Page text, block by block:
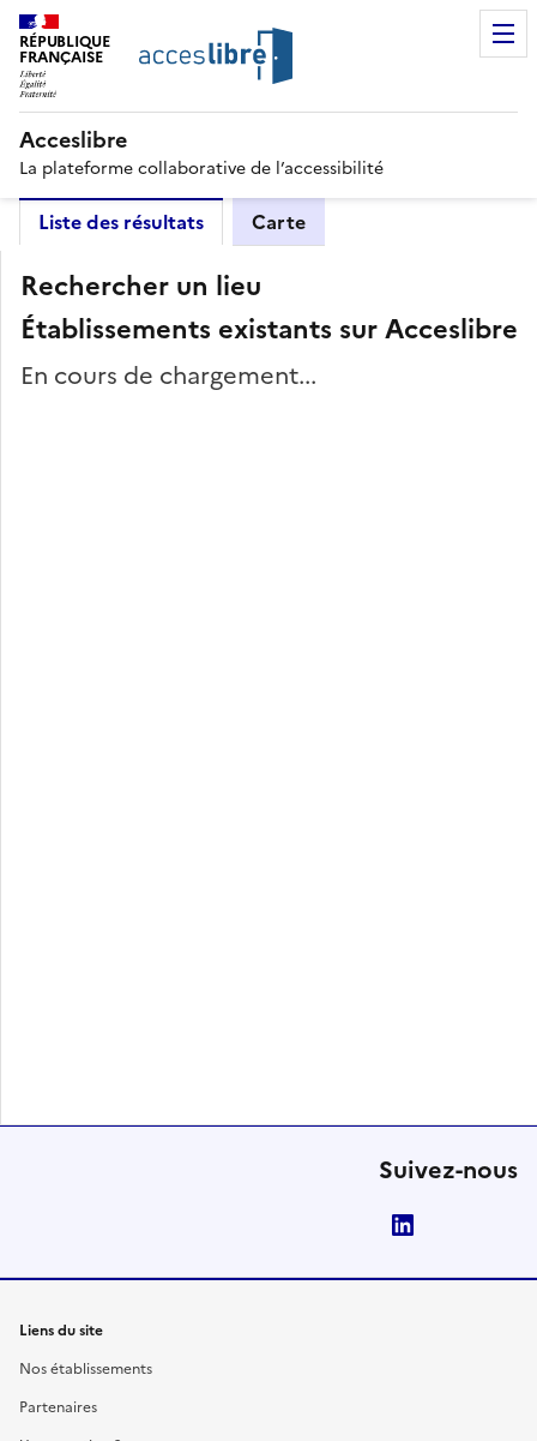
RÉPUBLIQUE
FRANÇAISE
Acceslibre
La plateforme collaborative de l’accessibilité
Liste des résultats Carte
Rechercher un lieu
Établissements existants sur Acceslibre
En cours de chargement...
Suivez-nous
Liens du site
Nos établissements
Partenaires